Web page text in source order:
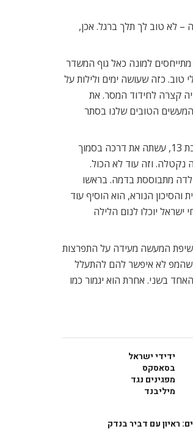
– לא טוב לך תלך ברגל. אכן,
למונה כאל גוף המשדר
כזה שעושה ימים ולילות על
קצרה לחידוד המסר. את
המעשים הטובים שלנו בסתר
היה זה לילה אפל וארוך במיוחד במוצב גירית, שליד רפיח. עם עלות השחר הבחינו החיילים בתזוזה מחשידה. חששותיהם לא העלו חרס. אימאן אלהמס, בת 13, עשתה את דרכה בסמוך
נקטלה. וזה עוד לא הכול.
מתבוססת בדמה. בראשו
הנורא, הוא הוסיף עוד
המוצב ניצלו – אזרחי ישראל יוכלו לנום הלילה
המעשה מעידה על התפרצות
שהמפ לא איפשר להם להתעלל
בשני. אחרת הוא יגמור כמו
ידידי ישראל
בסאסקס
מפגינים נגד
מיליבנד
ראיון עם דביר בנדק